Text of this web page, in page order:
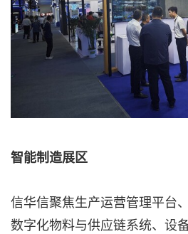
智能制造展区
信华信聚焦生产运营管理平台
数字化物料与供应链系统、设